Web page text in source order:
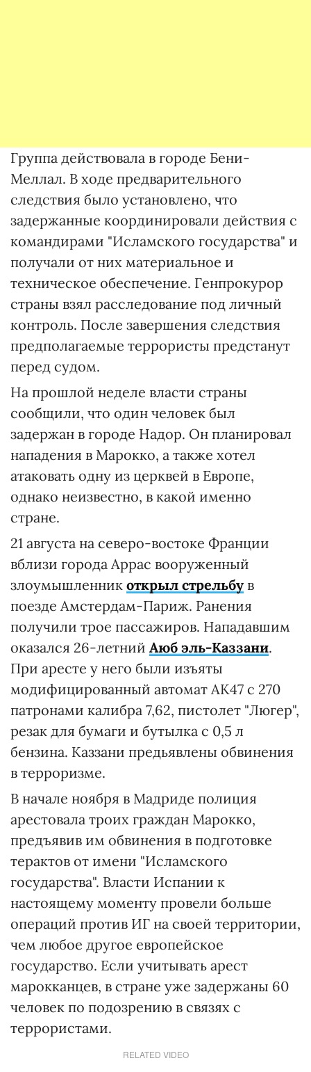
Группа действовала в городе Бени-
Меллал. В ходе предварительного
следствия было установлено, что
задержанные координировали действия с
командирами "Исламского государства" и
получали от них материальное и
техническое обеспечение. Генпрокурор
страны взял расследование под личный
контроль. После завершения следствия
предполагаемые террористы предстанут
перед судом.
На прошлой неделе власти страны
сообщили, что один человек был
задержан в городе Надор. Он планировал
нападения в Марокко, а также хотел
атаковать одну из церквей в Европе,
однако неизвестно, в какой именно
стране.
21 августа на северо-востоке Франции
вблизи города Аррас вооруженный
злоумышленник открыл стрельбу в
поезде Амстердам-Париж. Ранения
получили трое пассажиров. Нападавшим
оказался 26-летний Аюб эль-Каззани.
При аресте у него были изъяты
модифицированный автомат AK47 с 270
патронами калибра 7,62, пистолет "Люгер",
резак для бумаги и бутылка с 0,5 л
бензина. Каззани предьявлены обвинения
в терроризме.
В начале ноября в Мадриде полиция
арестовала троих граждан Марокко,
предъявив им обвинения в подготовке
терактов от имени "Исламского
государства". Власти Испании к
настоящему моменту провели больше
операций против ИГ на своей территории,
чем любое другое европейское
государство. Если учитывать арест
марокканцев, в стране уже задержаны 60
человек по подозрению в связях с
террористами.
RELATED VIDEO